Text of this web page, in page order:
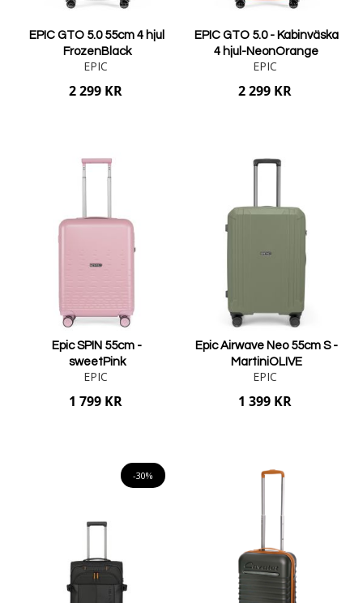
EPIC GTO 5.0 55cm 4 hjul
FrozenBlack
EPIC
2 299 KR
EPIC GTO 5.0 - Kabinväska
4 hjul-NeonOrange
EPIC
2 299 KR
Epic SPIN 55cm -
sweetPink
EPIC
1 799 KR
Epic Airwave Neo 55cm S -
MartiniOLIVE
EPIC
1 399 KR
-30%